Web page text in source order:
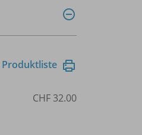
Produktliste
CHF 32.00